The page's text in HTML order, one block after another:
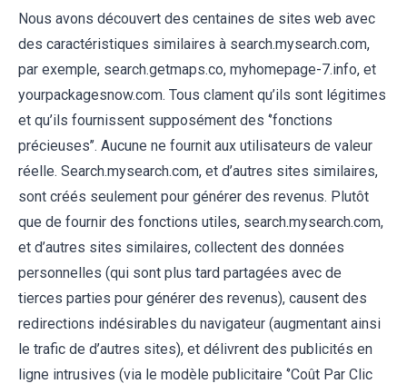
Nous avons découvert des centaines de sites web avec
des caractéristiques similaires à search.mysearch.com,
par exemple, search.getmaps.co, myhomepage-7.info, et
yourpackagesnow.com. Tous clament qu’ils sont légitimes
et qu’ils fournissent supposément des ‘’fonctions
précieuses’’. Aucune ne fournit aux utilisateurs de valeur
réelle. Search.mysearch.com, et d’autres sites similaires,
sont créés seulement pour générer des revenus. Plutôt
que de fournir des fonctions utiles, search.mysearch.com,
et d’autres sites similaires, collectent des données
personnelles (qui sont plus tard partagées avec de
tierces parties pour générer des revenus), causent des
redirections indésirables du navigateur (augmentant ainsi
le trafic de d’autres sites), et délivrent des publicités en
ligne intrusives (via le modèle publicitaire ‘’Coût Par Clic